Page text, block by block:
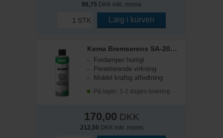
98,75 DKK inkl. moms
STK Læg i kurven
Kema Bremserens SA-2000, Spray, 500 ml
Fordamper hurtigt
Penetrerende virkning
Middel kraftig affedtning
På lager: 1-2 dages levering
170,00 DKK
212,50 DKK inkl. moms